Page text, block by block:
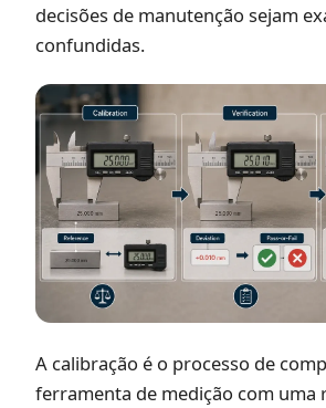
decisões de manutenção sejam
confundidas.
A calibração é o processo de
ferramenta de medição com uma